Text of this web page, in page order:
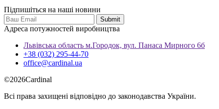
Підпишіться на наші новини
Адреса потужностей виробництва
Львівська область м.Городок, вул. Панаса Мирного 6б
+38 (032) 295-44-70
office@cardinal.ua
©2026Cardinal
Всі права захищені відповідно до законодавства України.